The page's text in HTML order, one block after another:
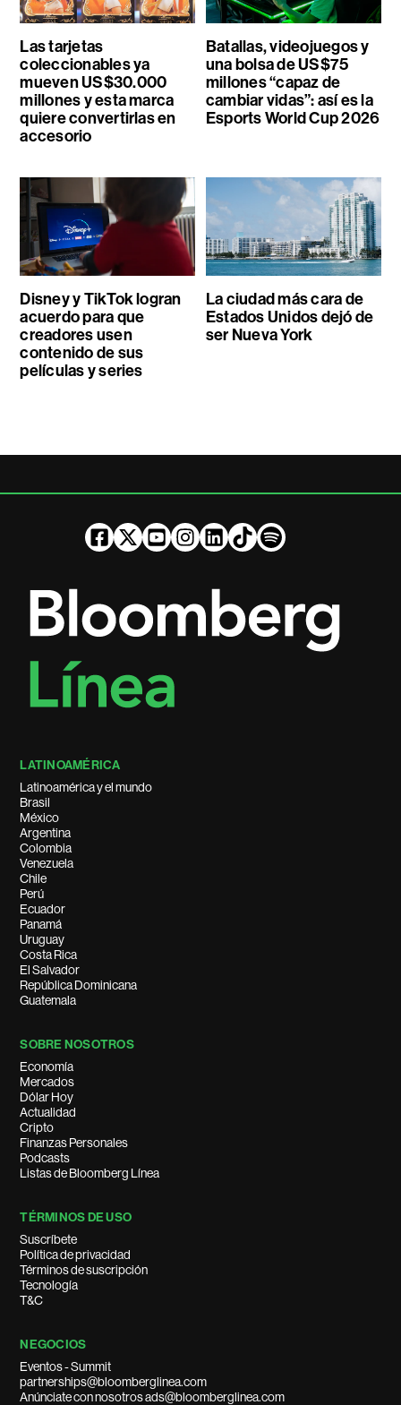
Las tarjetas
coleccionables ya
mueven US$30.000
millones y esta marca
quiere convertirlas en
accesorio
Batallas, videojuegos y
una bolsa de US$75
millones “capaz de
cambiar vidas”: así es la
Esports World Cup 2026
Disney y TikTok logran
acuerdo para que
creadores usen
contenido de sus
películas y series
La ciudad más cara de
Estados Unidos dejó de
ser Nueva York
LATINOAMÉRICA
Latinoamérica y el mundo
Brasil
México
Argentina
Colombia
Venezuela
Chile
Perú
Ecuador
Panamá
Uruguay
Costa Rica
El Salvador
República Dominicana
Guatemala
SOBRE NOSOTROS
Economía
Mercados
Dólar Hoy
Actualidad
Cripto
Finanzas Personales
Podcasts
Listas de Bloomberg Línea
TÉRMINOS DE USO
Suscríbete
Política de privacidad
Términos de suscripción
Tecnología
T&C
NEGOCIOS
Eventos - Summit
partnerships@bloomberglinea.com
Anúnciate con nosotros ads@bloomberglinea.com